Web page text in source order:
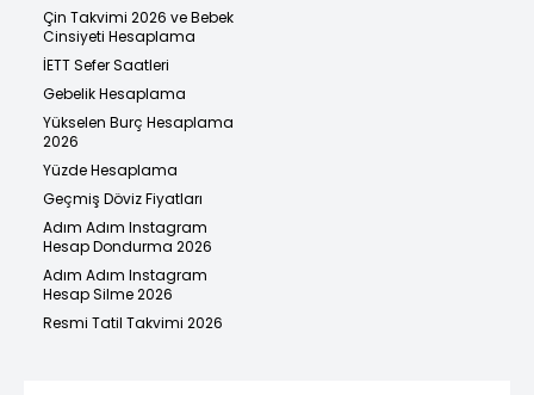
Çin Takvimi 2026 ve Bebek
Cinsiyeti Hesaplama
İETT Sefer Saatleri
Gebelik Hesaplama
Yükselen Burç Hesaplama
2026
Yüzde Hesaplama
Geçmiş Döviz Fiyatları
Adım Adım Instagram
Hesap Dondurma 2026
Adım Adım Instagram
Hesap Silme 2026
Resmi Tatil Takvimi 2026